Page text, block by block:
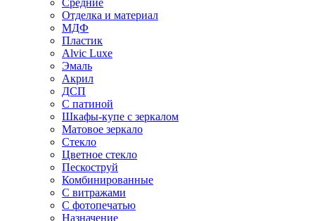
Средние
Отделка и материал
МДФ
Пластик
Alvic Luxe
Эмаль
Акрил
ДСП
С патиной
Шкафы-купе с зеркалом
Матовое зеркало
Стекло
Цветное стекло
Пескоструй
Комбинированные
С витражами
С фотопечатью
Назначение